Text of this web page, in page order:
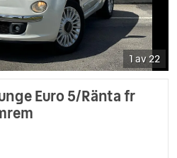
1 av 22
Euro 5/Ränta fr